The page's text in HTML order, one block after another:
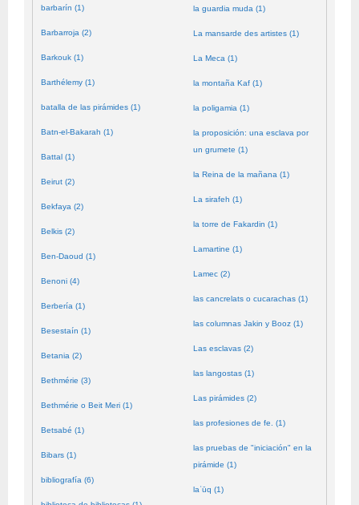
barbarín (1)
Barbarroja (2)
Barkouk (1)
Barthélemy (1)
batalla de las pirámides (1)
Batn-el-Bakarah (1)
Battal (1)
Beirut (2)
Bekfaya (2)
Belkis (2)
Ben-Daoud (1)
Benoni (4)
Berbería (1)
Besestaín (1)
Betania (2)
Bethmérie (3)
Bethmérie o Beit Meri (1)
Betsabé (1)
Bibars (1)
bibliografía (6)
la guardia muda (1)
La mansarde des artistes (1)
La Meca (1)
la montaña Kaf (1)
la poligamia (1)
la proposición: una esclava por
un grumete (1)
la Reina de la mañana (1)
La sirafeh (1)
la torre de Fakardin (1)
Lamartine (1)
Lamec (2)
las cancrelats o cucarachas (1)
las columnas Jakin y Booz (1)
Las esclavas (2)
las langostas (1)
Las pirámides (2)
las profesiones de fe. (1)
las pruebas de "iniciación" en la
pirámide (1)
laʿūq (1)